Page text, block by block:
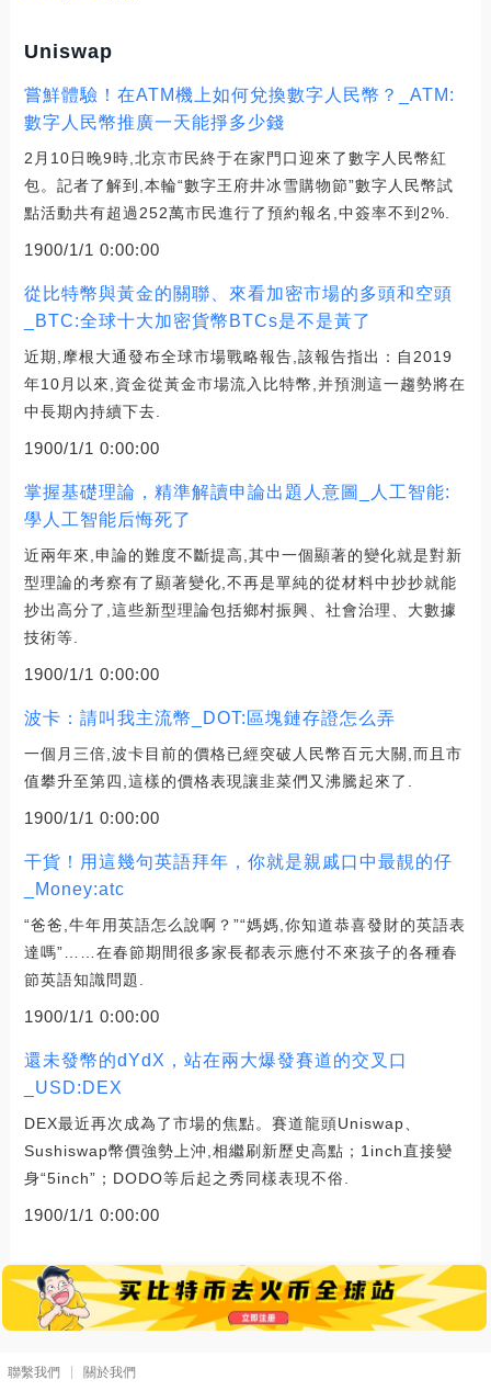
Uniswap
嘗鮮體驗！在ATM機上如何兌換數字人民幣？_ATM:
數字人民幣推廣一天能掙多少錢
2月10日晚9時,北京市民終于在家門口迎來了數字人民幣紅
包。記者了解到,本輪“數字王府井冰雪購物節”數字人民幣試
點活動共有超過252萬市民進行了預約報名,中簽率不到2%.
1900/1/1 0:00:00
從比特幣與黃金的關聯、來看加密市場的多頭和空頭
_BTC:全球十大加密貨幣BTCs是不是黃了
近期,摩根大通發布全球市場戰略報告,該報告指出：自2019
年10月以來,資金從黃金市場流入比特幣,并預測這一趨勢將在
中長期內持續下去.
1900/1/1 0:00:00
掌握基礎理論，精準解讀申論出題人意圖_人工智能:
學人工智能后悔死了
近兩年來,申論的難度不斷提高,其中一個顯著的變化就是對新
型理論的考察有了顯著變化,不再是單純的從材料中抄抄就能
抄出高分了,這些新型理論包括鄉村振興、社會治理、大數據
技術等.
1900/1/1 0:00:00
波卡：請叫我主流幣_DOT:區塊鏈存證怎么弄
一個月三倍,波卡目前的價格已經突破人民幣百元大關,而且市
值攀升至第四,這樣的價格表現讓韭菜們又沸騰起來了.
1900/1/1 0:00:00
干貨！用這幾句英語拜年，你就是親戚口中最靚的仔
_Money:atc
“爸爸,牛年用英語怎么說啊？”“媽媽,你知道恭喜發財的英語表
達嗎”……在春節期間很多家長都表示應付不來孩子的各種春
節英語知識問題.
1900/1/1 0:00:00
還未發幣的dYdX，站在兩大爆發賽道的交叉口
_USD:DEX
DEX最近再次成為了市場的焦點。賽道龍頭Uniswap、
Sushiswap幣價強勢上沖,相繼刷新歷史高點；1inch直接變
身“5inch”；DODO等后起之秀同樣表現不俗.
1900/1/1 0:00:00
聯繫我們 關於我們